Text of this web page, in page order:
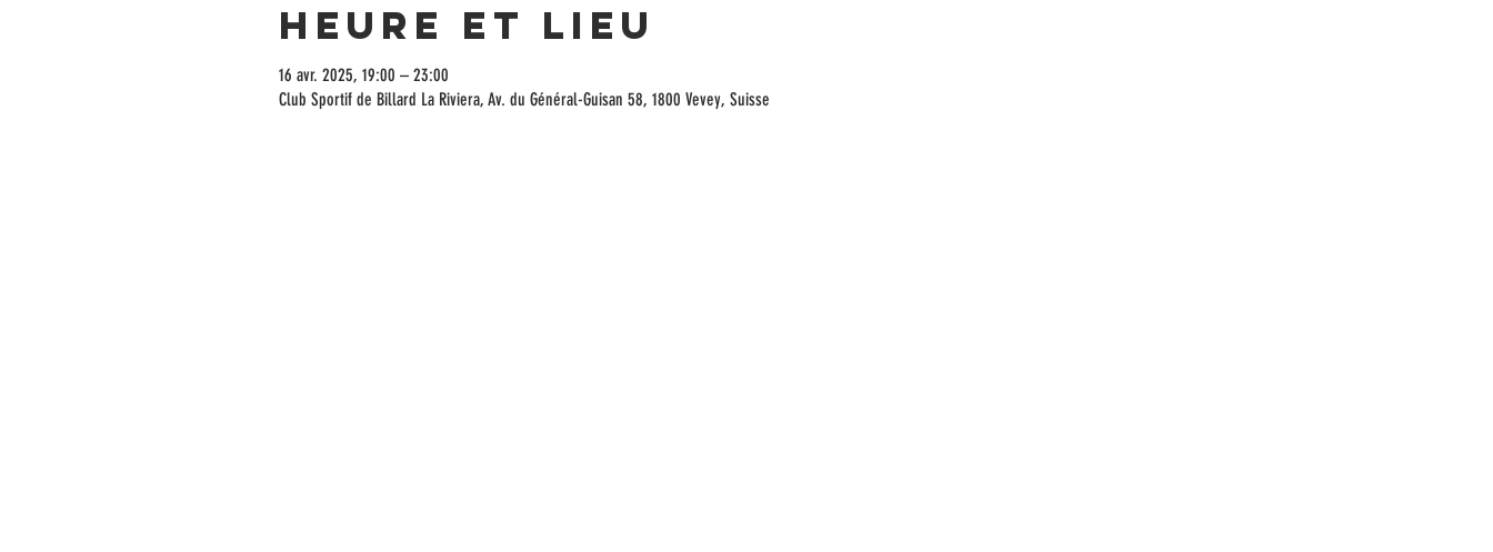
Heure et lieu
16 avr. 2025, 19:00 – 23:00
Club Sportif de Billard La Riviera, Av. du Général-Guisan 58, 1800 Vevey, Suisse